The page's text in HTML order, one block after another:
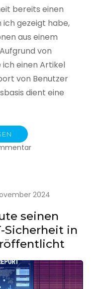
bereits einen
gezeigt habe,
aus einem
von
einen Artikel
von Benutzer
dient eine
zu
aus
CSV
erstellen
2024
seinen
Sicherheit in